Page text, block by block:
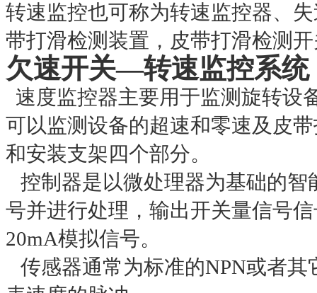
转速监控也可称为转速监控器、
带打滑检测装置，皮带打滑检测
欠速开关—转速监控系统
速度监控器主要用于监测旋转设
可以监测设备的超速和零速及皮
和安装支架四个部分。
控制器是以微处理器为基础的
号并进行处理，输出开关量信号
20mA模拟信号。
传感器通常为标准的NPN或者其